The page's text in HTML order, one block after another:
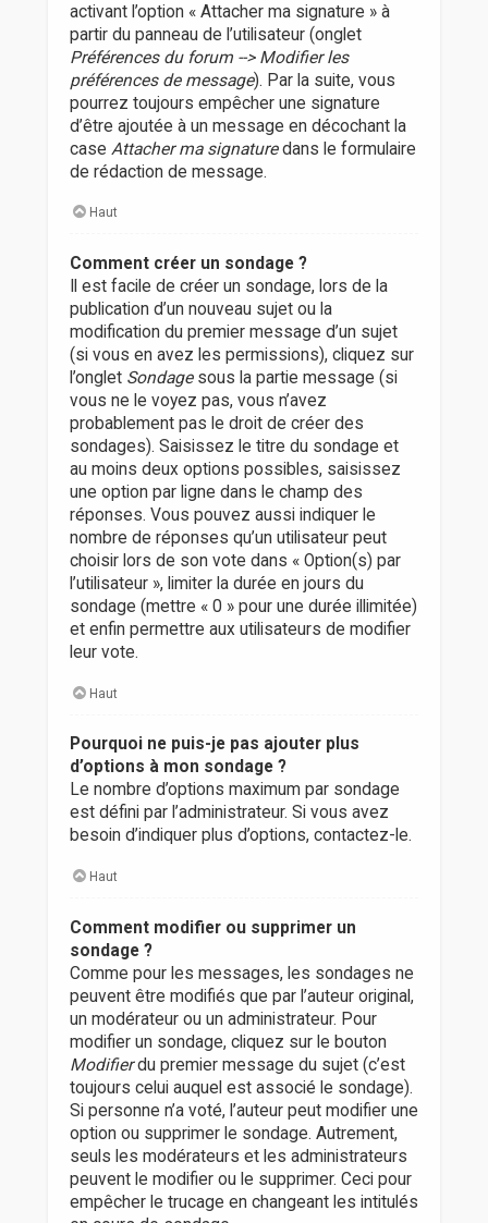
activant l’option « Attacher ma signature » à
partir du panneau de l’utilisateur (onglet
Préférences du forum --> Modifier les
préférences de message). Par la suite, vous
pourrez toujours empêcher une signature
d’être ajoutée à un message en décochant la
case Attacher ma signaturedans le formulaire
de rédaction de message.
Haut
Comment créer un sondage ?
Il est facile de créer un sondage, lors de la
publication d’un nouveau sujet ou la
modification du premier message d’un sujet
(si vous en avez les permissions), cliquez sur
l’onglet Sondagesous la partie message (si
vous ne le voyez pas, vous n’avez
probablement pas le droit de créer des
sondages). Saisissez le titre du sondage et
au moins deux options possibles, saisissez
une option par ligne dans le champ des
réponses. Vous pouvez aussi indiquer le
nombre de réponses qu’un utilisateur peut
choisir lors de son vote dans « Option(s) par
l’utilisateur », limiter la durée en jours du
sondage (mettre « 0 » pour une durée illimitée)
et enfin permettre aux utilisateurs de modifier
leur vote.
Haut
Pourquoi ne puis-je pas ajouter plus
d’options à mon sondage ?
Le nombre d’options maximum par sondage
est défini par l’administrateur. Si vous avez
besoin d’indiquer plus d’options, contactez-le.
Haut
Comment modifier ou supprimer un
sondage ?
Comme pour les messages, les sondages ne
peuvent être modifiés que par l’auteur original,
un modérateur ou un administrateur. Pour
modifier un sondage, cliquez sur le bouton
Modifierdu premier message du sujet (c’est
toujours celui auquel est associé le sondage).
Si personne n’a voté, l’auteur peut modifier une
option ou supprimer le sondage. Autrement,
seuls les modérateurs et les administrateurs
peuvent le modifier ou le supprimer. Ceci pour
empêcher le trucage en changeant les intitulés